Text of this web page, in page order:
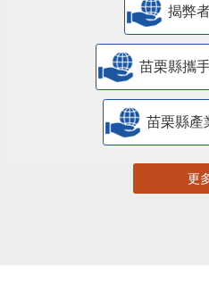
揭弊
苗栗縣攜
苗栗縣產
更